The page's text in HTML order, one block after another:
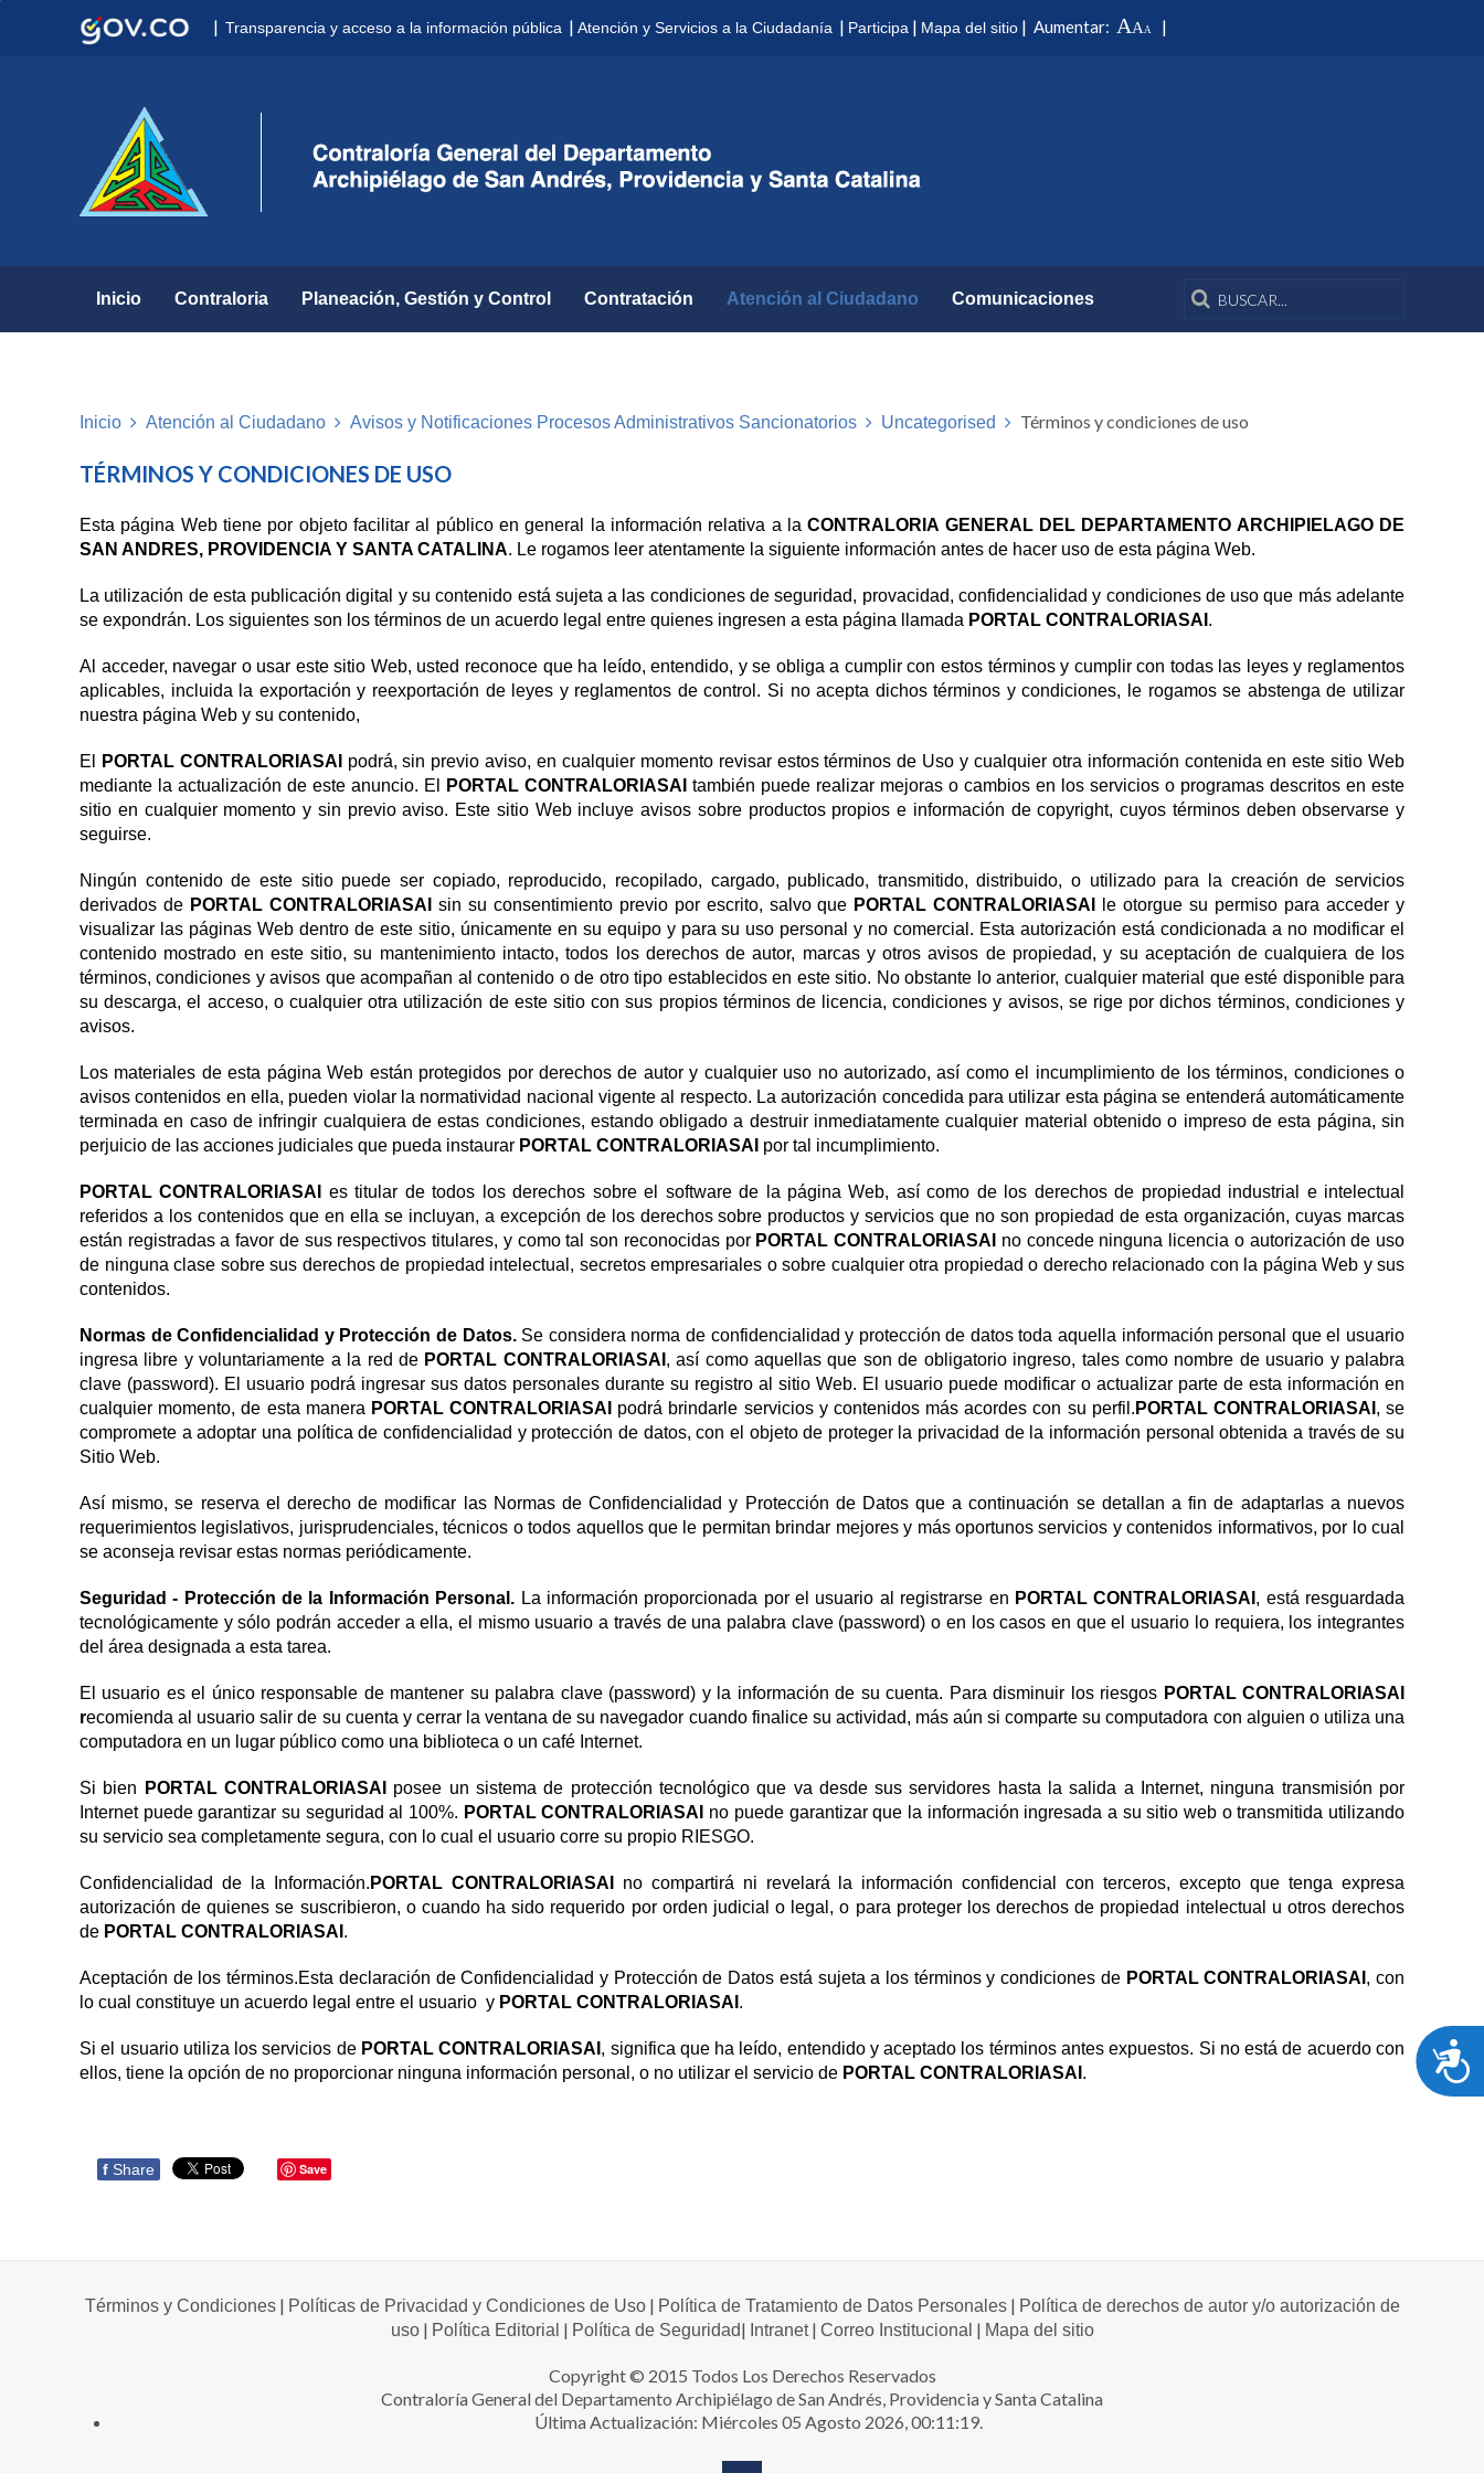
accesibilidad.
F11
el
accesibilidad.
| Transparencia y acceso a la información pública | Atención y Servicios a la Ciudadanía | Participa | Mapa del sitio | Aumentar: AA A |
Inicio Contraloria Planeación, Gestión y Control Contratación Atención al Ciudadano Comunicaciones
Inicio Atención al Ciudadano Avisos y Notificaciones Procesos Administrativos Sancionatorios Uncategorised Términos y condiciones de uso
TÉRMINOS Y CONDICIONES DE USO
Esta página Web tiene por objeto facilitar al público en general la información relativa a laCONTRALORIA GENERAL DEL DEPARTAMENTO ARCHIPIELAGO DE
SAN ANDRES, PROVIDENCIA Y SANTA CATALINA. Le rogamos leer atentamente la siguiente información antes de hacer uso de esta página Web.
La utilización de esta publicación digital y su contenido está sujeta a las condiciones de seguridad, provacidad, confidencialidad y condiciones de uso que más adelante
se expondrán. Los siguientes son los términos de un acuerdo legal entre quienes ingresen a esta página llamada PORTAL CONTRALORIASAI .
Al acceder, navegar o usar este sitio Web, usted reconoce que ha leído, entendido, y se obliga a cumplir con estos términos y cumplir con todas las leyes y reglamentos
aplicables, incluida la exportación y reexportación de leyes y reglamentos de control. Si no acepta dichos términos y condiciones, le rogamos se abstenga de utilizar
nuestra página Web y su contenido,
El PORTAL CONTRALORIASAI podrá, sin previo aviso, en cualquier momento revisar estos términos de Uso y cualquier otra información contenida en este sitio Web
mediante la actualización de este anuncio. El
PORTAL CONTRALORIASAI también puede realizar mejoras o cambios en los servicios o programas descritos en este
sitio en cualquier momento y sin previo aviso. Este sitio Web incluye avisos sobre productos propios e información de copyright, cuyos términos deben observarse y
seguirse.
Ningún contenido de este sitio puede ser copiado, reproducido, recopilado, cargado, publicado, transmitido, distribuido, o utilizado para la creación de servicios
derivados de PORTAL CONTRALORIASAI sin su consentimiento previo por escrito, salvo que PORTAL CONTRALORIASAI
le otorgue su permiso para acceder y
visualizar las páginas Web dentro de este sitio, únicamente en su equipo y para su uso personal y no comercial. Esta autorización está condicionada a no modificar el
contenido mostrado en este sitio, su mantenimiento intacto, todos los derechos de autor, marcas y otros avisos de propiedad, y su aceptación de cualquiera de los
términos, condiciones y avisos que acompañan al contenido o de otro tipo establecidos en este sitio. No obstante lo anterior, cualquier material que esté disponible para
su descarga, el acceso, o cualquier otra utilización de este sitio con sus propios términos de licencia, condiciones y avisos, se rige por dichos términos, condiciones y
avisos.
Los materiales de esta página Web están protegidos por derechos de autor y cualquier uso no autorizado, así como el incumplimiento de los términos, condiciones o
avisos contenidos en ella, pueden violar la normatividad nacional vigente al respecto. La autorización concedida para utilizar esta página se entenderá automáticamente
terminada en caso de infringir cualquiera de estas condiciones, estando obligado a destruir inmediatamente cualquier material obtenido o impreso de esta página, sin
perjuicio de las acciones judiciales que pueda instaurar PORTAL CONTRALORIASAI por tal incumplimiento.
PORTAL CONTRALORIASAI es titular de todos los derechos sobre el software de la página Web, así como de los derechos de propiedad industrial e intelectual
referidos a los contenidos que en ella se incluyan, a excepción de los derechos sobre productos y servicios que no son propiedad de esta organización, cuyas marcas
están registradas a favor de sus respectivos titulares, y como tal son reconocidas por PORTAL CONTRALORIASAI no concede ninguna licencia o autorización de uso
de ninguna clase sobre sus derechos de propiedad intelectual, secretos empresariales o sobre cualquier otra propiedad o derecho relacionado con la página Web y sus
contenidos.
Normas de Confidencialidad y Protección de Datos. Se considera norma de confidencialidad y protección de datos toda aquella información personal que el usuario
ingresa libre y voluntariamente a la red de PORTAL CONTRALORIASAI , así como aquellas que son de obligatorio ingreso, tales como nombre de usuario y palabra
clave (password). El usuario podrá ingresar sus datos personales durante su registro al sitio Web. El usuario puede modificar o actualizar parte de esta información en
cualquier momento, de esta manera PORTAL CONTRALORIASAI podrá brindarle servicios y contenidos más acordes con su perfil. PORTAL CONTRALORIASAI , se
compromete a adoptar una política de confidencialidad y protección de datos, con el objeto de proteger la privacidad de la información personal obtenida a través de su
Sitio Web.
Así mismo, se reserva el derecho de modificar las Normas de Confidencialidad y Protección de Datos que a continuación se detallan a fin de adaptarlas a nuevos
requerimientos legislativos, jurisprudenciales, técnicos o todos aquellos que le permitan brindar mejores y más oportunos servicios y contenidos informativos, por lo cual
se aconseja revisar estas normas periódicamente.
Seguridad - Protección de la Información Personal. La información proporcionada por el usuario al registrarse en PORTAL CONTRALORIASAI , está resguardada
tecnológicamente y sólo podrán acceder a ella, el mismo usuario a través de una palabra clave (password) o en los casos en que el usuario lo requiera, los integrantes
del área designada a esta tarea.
El usuario es el único responsable de mantener su palabra clave (password) y la información de su cuenta. Para disminuir los riesgos PORTAL CONTRALORIASAI
recomienda al usuario salir de su cuenta y cerrar la ventana de su navegador cuando finalice su actividad, más aún si comparte su computadora con alguien o utiliza una
computadora en un lugar público como una biblioteca o un café Internet.
Si bien PORTAL CONTRALORIASAI posee un sistema de protección tecnológico que va desde sus servidores hasta la salida a Internet, ninguna transmisión por
Internet puede garantizar su seguridad al 100%. PORTAL CONTRALORIASAI no puede garantizar que la información ingresada a su sitio web o transmitida utilizando
su servicio sea completamente segura, con lo cual el usuario corre su propio RIESGO.
Confidencialidad de la Información. PORTAL CONTRALORIASAI no compartirá ni revelará la información confidencial con terceros, excepto que tenga expresa
autorización de quienes se suscribieron, o cuando ha sido requerido por orden judicial o legal, o para proteger los derechos de propiedad intelectual u otros derechos
de PORTAL CONTRALORIASAI .
Aceptación de los términos.Esta declaración de Confidencialidad y Protección de Datos está sujeta a los términos y condiciones de PORTAL CONTRALORIASAI , con
lo cual constituye un acuerdo legal entre el usuario y PORTAL CONTRALORIASAI .
Si el usuario utiliza los servicios de PORTAL CONTRALORIASAI , significa que ha leído, entendido y aceptado los términos antes expuestos. Si no está de acuerdo con
ellos, tiene la opción de no proporcionar ninguna información personal, o no utilizar el servicio de PORTAL CONTRALORIASAI .
f Share Save
Términos y Condiciones| Políticas de Privacidad y Condiciones de Uso| Política de Tratamiento de Datos Personales| Política de derechos de autor y/o autorización de
uso | Política Editorial | Política de Seguridad| Intranet| Correo Institucional | Mapa del sitio
Copyright © 2015 Todos Los Derechos Reservados
Contraloría General del Departamento Archipiélago de San Andrés, Providencia y Santa Catalina
Última Actualización: Miércoles 05 Agosto 2026, 00:11:19.